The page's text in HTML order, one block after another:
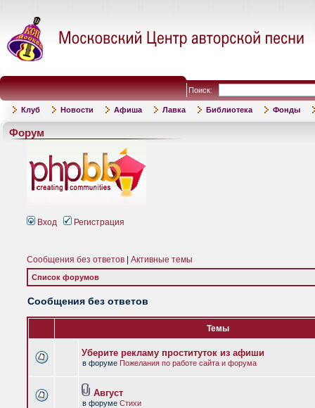
Поиск:
Клуб Новости Афиша Лавка Библиотека Фонды
Форум
Вход Регистрация
Сообщения без ответов Активные темы
Список форумов
Сообщения без ответов
Темы
Уберите рекламу проституток из афиши
в форуме Пожелания по работе сайта и форума
Август
в форуме Стихи